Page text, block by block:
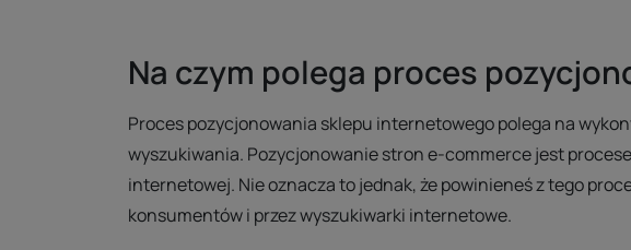
Na czym polega proces
Proces pozycjonowania sklepu internetowego polega na
wyszukiwania. Pozycjonowanie stron e-commerce jest
internetowej. Nie oznacza to jednak, że powinieneś z tego
konsumentów i przez wyszukiwarki internetowe.